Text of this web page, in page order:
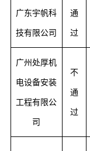
广东宇帆科
技有限公司
通
过
广州处厚机
电设备安装
工程有限公
司
不
通
过